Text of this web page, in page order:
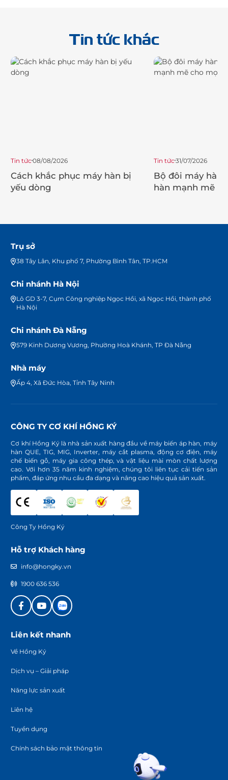
Tin tức khác
Tin tức08/08/2026
Cách khắc phục máy hàn bị
yếu dòng
Tin tức31/07/2026
Bộ đôi máy hàn
hàn mạnh mẽ
Trụ sở
38 Tây Lân, Khu phố 7, Phường Bình Tân, TP.HCM
Chi nhánh Hà Nội
Lô GD 3-7, Cụm Công nghiệp Ngọc Hồi, xã Ngọc Hồi, thành phố
Hà Nội
Chi nhánh Đà Nẵng
579 Kinh Dương Vương, Phường Hoà Khánh, TP Đà Nẵng
Nhà máy
Ấp 4, Xã Đức Hòa, Tỉnh Tây Ninh
CÔNG TY CƠ KHÍ HỒNG KÝ
Cơ khí Hồng Ký là nhà sản xuất hàng đầu về máy biến áp hàn, máy
hàn QUE, TIG, MIG, Inverter, máy cắt plasma, động cơ điện, máy
chế biến gỗ, máy gia công thép, và vật liệu mài mòn chất lượng
cao. Với hơn 35 năm kinh nghiệm, chúng tôi liên tục cải tiến sản
phẩm, đáp ứng nhu cầu đa dạng và nâng cao hiệu quả sản xuất.
Công Ty Hồng Ký
Hỗ trợ Khách hàng
info@hongky.vn
1900 636 536
Liên kết nhanh
Về Hồng Ký
Dịch vụ – Giải pháp
Năng lực sản xuất
Liên hệ
Tuyển dụng
Chính sách bảo mật thông tin